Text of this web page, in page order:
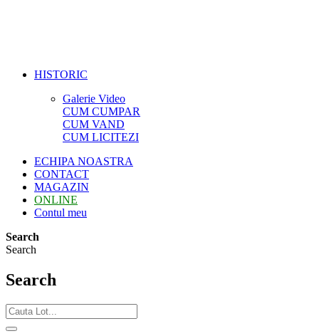
HISTORIC
Galerie Video
CUM CUMPAR
CUM VAND
CUM LICITEZI
ECHIPA NOASTRA
CONTACT
MAGAZIN
ONLINE
Contul meu
Search
Search
Search